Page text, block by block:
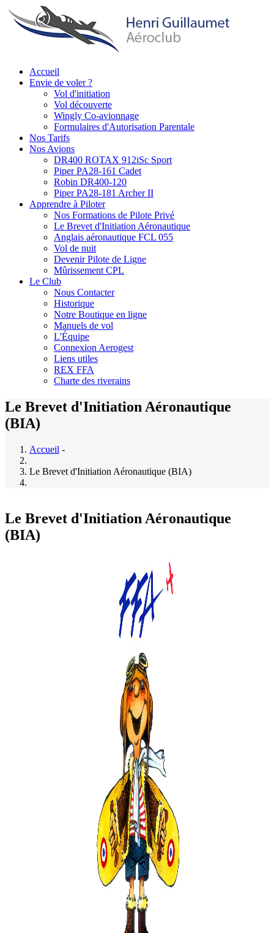
Aller
au
contenu
Main
navigation
Accueil
Envie de voler ?
Vol d'initiation
Vol découverte
Wingly Co-avionnage
Formulaires d'Autorisation Parentale
Nos Tarifs
Nos Avions
DR400 ROTAX 912iSc Sport
Piper PA28-161 Cadet
Robin DR400-120
Piper PA28-181 Archer II
Apprendre à Piloter
Nos Formations de Pilote Privé
Le Brevet d'Initiation Aéronautique
Anglais aéronautique FCL 055
Vol de nuit
Devenir Pilote de Ligne
Mûrissement CPL
Le Club
Nous Contacter
Historique
Notre Boutique en ligne
Manuels de vol
L'Équipe
Connexion Aerogest
Liens utiles
REX FFA
Charte des riverains
Le Brevet d'Initiation Aéronautique
(BIA)
Accueil -
Le Brevet d'Initiation Aéronautique (BIA)
Le Brevet d'Initiation Aéronautique
(BIA)